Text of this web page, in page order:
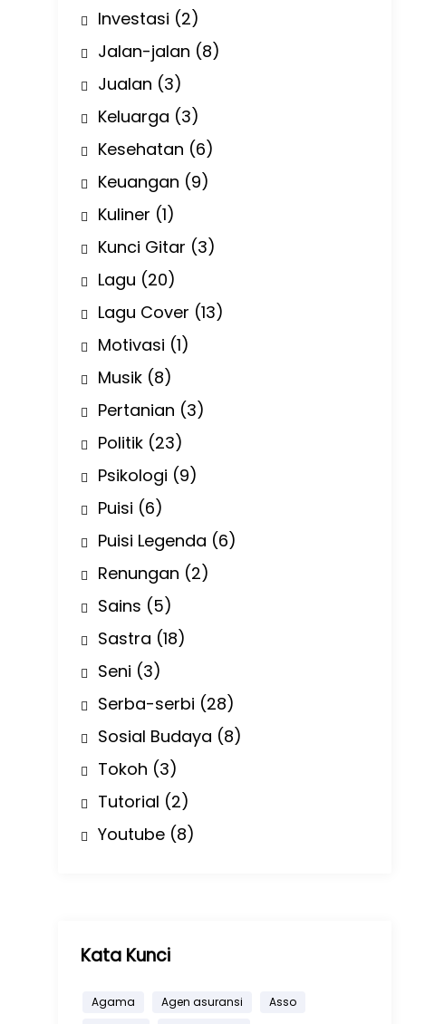
Investasi (2)
Jalan-jalan (8)
Jualan (3)
Keluarga (3)
Kesehatan (6)
Keuangan (9)
Kuliner (1)
Kunci Gitar (3)
Lagu (20)
Lagu Cover (13)
Motivasi (1)
Musik (8)
Pertanian (3)
Politik (23)
Psikologi (9)
Puisi (6)
Puisi Legenda (6)
Renungan (2)
Sains (5)
Sastra (18)
Seni (3)
Serba-serbi (28)
Sosial Budaya (8)
Tokoh (3)
Tutorial (2)
Youtube (8)
Kata Kunci
Agama Agen asuransi
Asso